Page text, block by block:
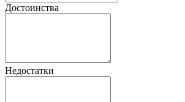
Достоинства
Недостатки